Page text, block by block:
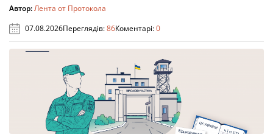
Автор:Лента от Протокола
07.08.2026Переглядів:86Коментарі:0